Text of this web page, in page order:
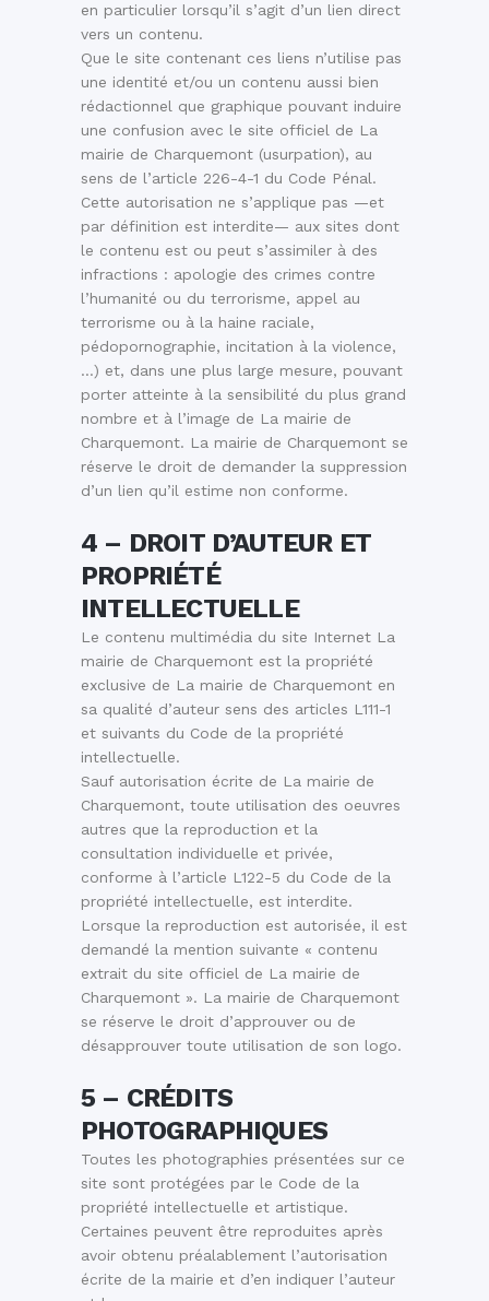
en particulier lorsqu’il s’agit d’un lien direct
vers un contenu.
Que le site contenant ces liens n’utilise pas
une identité et/ou un contenu aussi bien
rédactionnel que graphique pouvant induire
une confusion avec le site officiel de La
mairie de Charquemont (usurpation), au
sens de l’article 226-4-1 du Code Pénal.
Cette autorisation ne s’applique pas —et
par définition est interdite— aux sites dont
le contenu est ou peut s’assimiler à des
infractions : apologie des crimes contre
l’humanité ou du terrorisme, appel au
terrorisme ou à la haine raciale,
pédopornographie, incitation à la violence,
…) et, dans une plus large mesure, pouvant
porter atteinte à la sensibilité du plus grand
nombre et à l’image de La mairie de
Charquemont. La mairie de Charquemont se
réserve le droit de demander la suppression
d’un lien qu’il estime non conforme.
4 – DROIT D’AUTEUR ET
PROPRIÉTÉ
INTELLECTUELLE
Le contenu multimédia du site Internet La
mairie de Charquemont est la propriété
exclusive de La mairie de Charquemont en
sa qualité d’auteur sens des articles L111-1
et suivants du Code de la propriété
intellectuelle.
Sauf autorisation écrite de La mairie de
Charquemont, toute utilisation des oeuvres
autres que la reproduction et la
consultation individuelle et privée,
conforme à l’article L122-5 du Code de la
propriété intellectuelle, est interdite.
Lorsque la reproduction est autorisée, il est
demandé la mention suivante « contenu
extrait du site officiel de La mairie de
Charquemont ». La mairie de Charquemont
se réserve le droit d’approuver ou de
désapprouver toute utilisation de son logo.
5 – CRÉDITS
PHOTOGRAPHIQUES
Toutes les photographies présentées sur ce
site sont protégées par le Code de la
propriété intellectuelle et artistique.
Certaines peuvent être reproduites après
avoir obtenu préalablement l’autorisation
écrite de la mairie et d’en indiquer l’auteur